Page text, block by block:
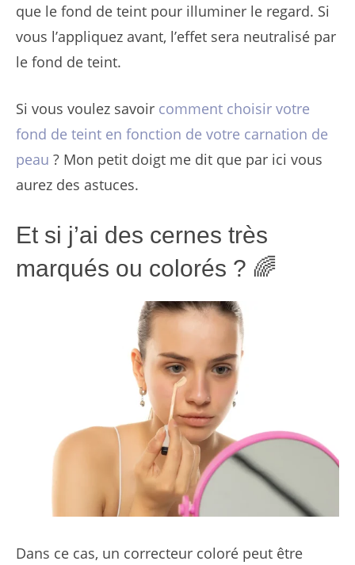
que le fond de teint pour illuminer le regard. Si
vous l’appliquez avant, l’effet sera neutralisé par
le fond de teint.
Si vous voulez savoir comment choisir votre
fond de teint en fonction de votre carnation de
peau ? Mon petit doigt me dit que par ici vous
aurez des astuces.
Et si j’ai des cernes très
marqués ou colorés ? 🌈
Dans ce cas, un correcteur coloré peut être